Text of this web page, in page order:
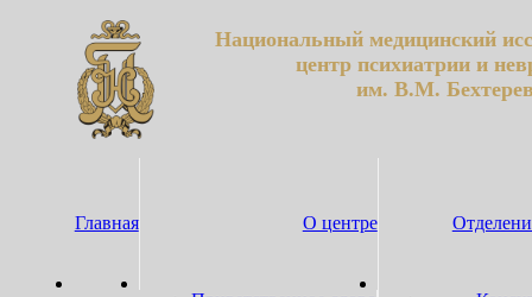
Национальный медицинский
центр психиатрии и
им. В.М.
О центре
Главная